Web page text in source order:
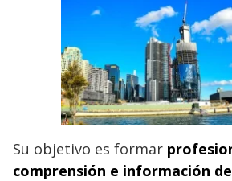
Su objetivo es formar
comprensión e información